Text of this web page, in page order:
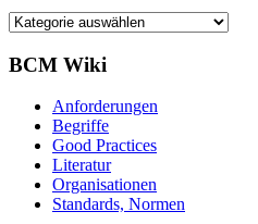
Kategorien
BCM Wiki
Anforderungen
Begriffe
Good Practices
Literatur
Organisationen
Standards, Normen